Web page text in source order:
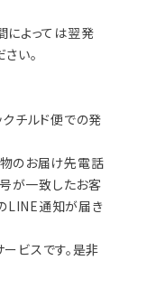
によっては翌発
い。
チルド便での発
のお届け先電話
が一致したお客
LINE通知が届き
ビスです。是非